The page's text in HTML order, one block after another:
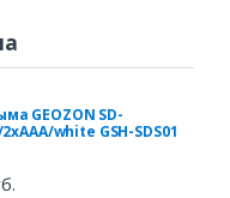
GEOZON SD-
white GSH-SDS01